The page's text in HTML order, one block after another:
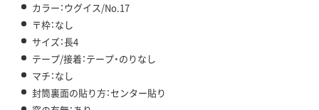
カラー：ウグイス/No.17
〒枠：なし
サイズ：長4
テープ/接着：テープ・のりなし
マチ：なし
封筒裏面の貼り方：センター貼り